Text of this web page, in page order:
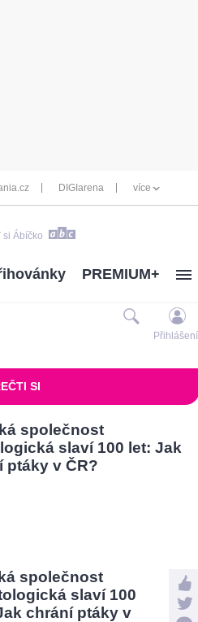
DIGIarena více
si Ábíčko
PREMIUM+
Přihlášení
SI
společnost
slaví 100
chrání ptáky v